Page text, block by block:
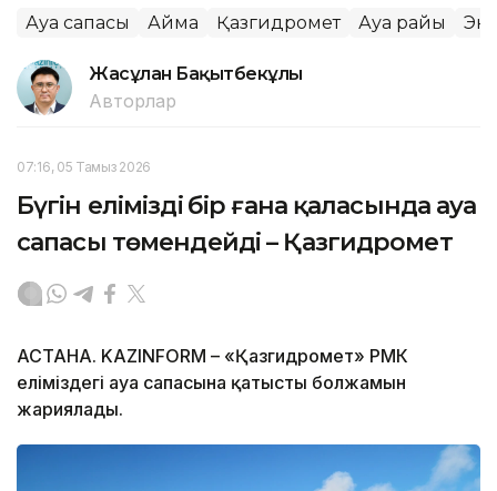
Ауа сапасы Аймақ Қазгидромет Ауа райы
Жасұлан Бақытбекұлы
Авторлар
07:16, 05 Тамыз 2026
Бүгін еліміздің бір ғана қаласында ауа
сапасы төмендейді – Қазгидромет
АСТАНА. KAZINFORM – «Қазгидромет» РМК
еліміздегі ауа сапасына қатысты болжамын
жариялады.